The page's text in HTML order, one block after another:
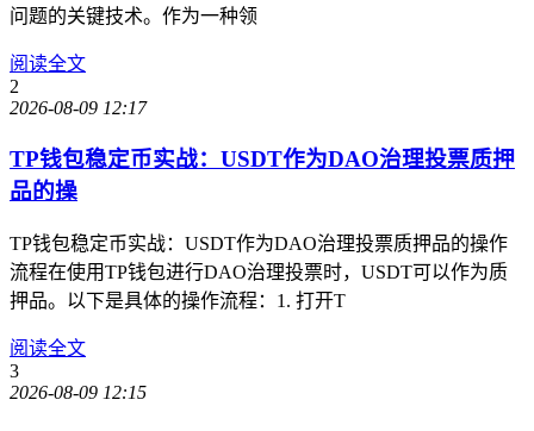
问题的关键技术。作为一种领
阅读全文
2
2026-08-09 12:17
TP钱包稳定币实战：USDT作为DAO治理投票质押
品的操
TP钱包稳定币实战：USDT作为DAO治理投票质押品的操作
流程在使用TP钱包进行DAO治理投票时，USDT可以作为质
押品。以下是具体的操作流程：1. 打开T
阅读全文
3
2026-08-09 12:15